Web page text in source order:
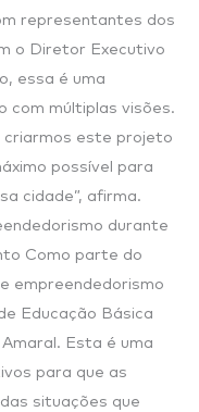
representantes dos
o Diretor Executivo
essa é uma
com múltiplas visões.
criarmos este projeto
possível para
cidade”, afirma.
durante
Como parte do
empreendedorismo
Educação Básica
Esta é uma
para que as
situações que